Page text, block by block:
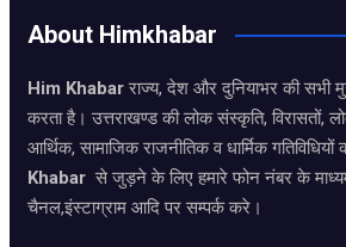
About Himkhabar
Him Khabarराज्य, देश और दुनियाभर की सभी
करता है। उत्तराखण्ड की लोक संस्कृति, विरासतों,
आर्थिक, सामाजिक राजनीतिक व धार्मिक
Khabar से जुड़ने के लिए हमारे फोन नंबर के
चैनल,इंस्टाग्राम आदि पर सम्पर्क करे।